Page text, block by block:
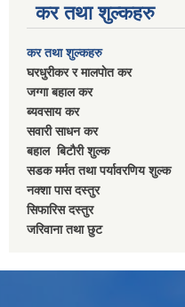
कर तथा शुल्कहरु
कर तथा शुल्कहरु
घरधुरीकर र मालपाेत कर
जग्गा बहाल कर
ब्यवसाय कर
सवारी साधन कर
बहाल बिटाैरी शुल्क
सडक मर्मत तथा पर्यावरणिय शुल्क
नक्शा पास दस्तुर
सिफारिस दस्तुर
जरिवाना तथा छुट